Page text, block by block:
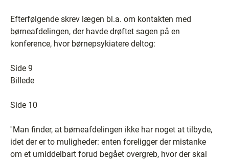
Efterfølgende skrev lægen bl.a. om kontakten med
børneafdelingen, der havde drøftet sagen på en
konference, hvor børnepsykiatere deltog:
Side 9
Billede
Side 10
''Man finder, at børneafdelingen ikke har noget at tilbyde,
idet der er to muligheder: enten foreligger der mistanke
om et umiddelbart forud begået overgreb, hvor der skal